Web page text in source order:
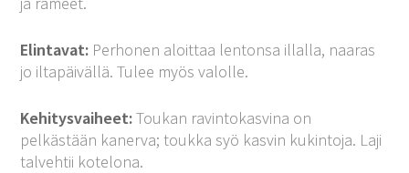
Elintavat: Perhonen aloittaa lentonsa illalla, naaras
jo iltapäivällä. Tulee myös valolle.
Kehitysvaiheet:Toukan ravintokasvina on
pelkästään kanerva; toukka syö kasvin kukintoja. Laji
talvehtii kotelona.